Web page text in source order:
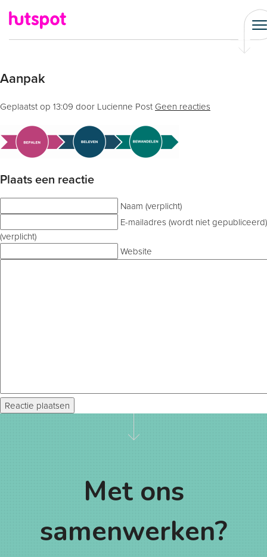
Aanpak
Geplaatst op 13:09 door Lucienne Post Geen reacties
Plaats een reactie
Naam (verplicht)
E-mailadres (wordt niet gepubliceerd)
(verplicht)
Website
Met ons
samenwerken?